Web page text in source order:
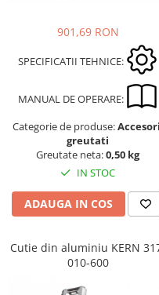
901,69 RON
SPECIFICATII TEHNICE:
MANUAL DE OPERARE:
Categorie de produse:
greutati
Greutate neta:0,50 kg
IN STOC
ADAUGA IN COS
Cutie din aluminiu KERN
010-600